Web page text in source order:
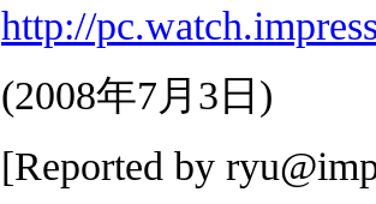
http://
(2008年7月3日)
[Reported by